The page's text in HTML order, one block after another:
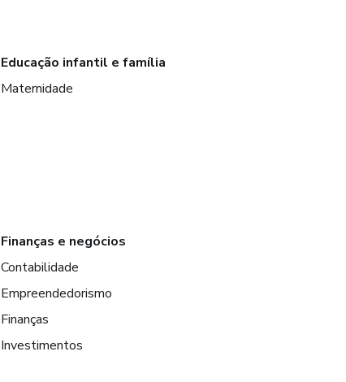
Educação infantil e família
Maternidade
Finanças e negócios
Contabilidade
Empreendedorismo
Finanças
Investimentos